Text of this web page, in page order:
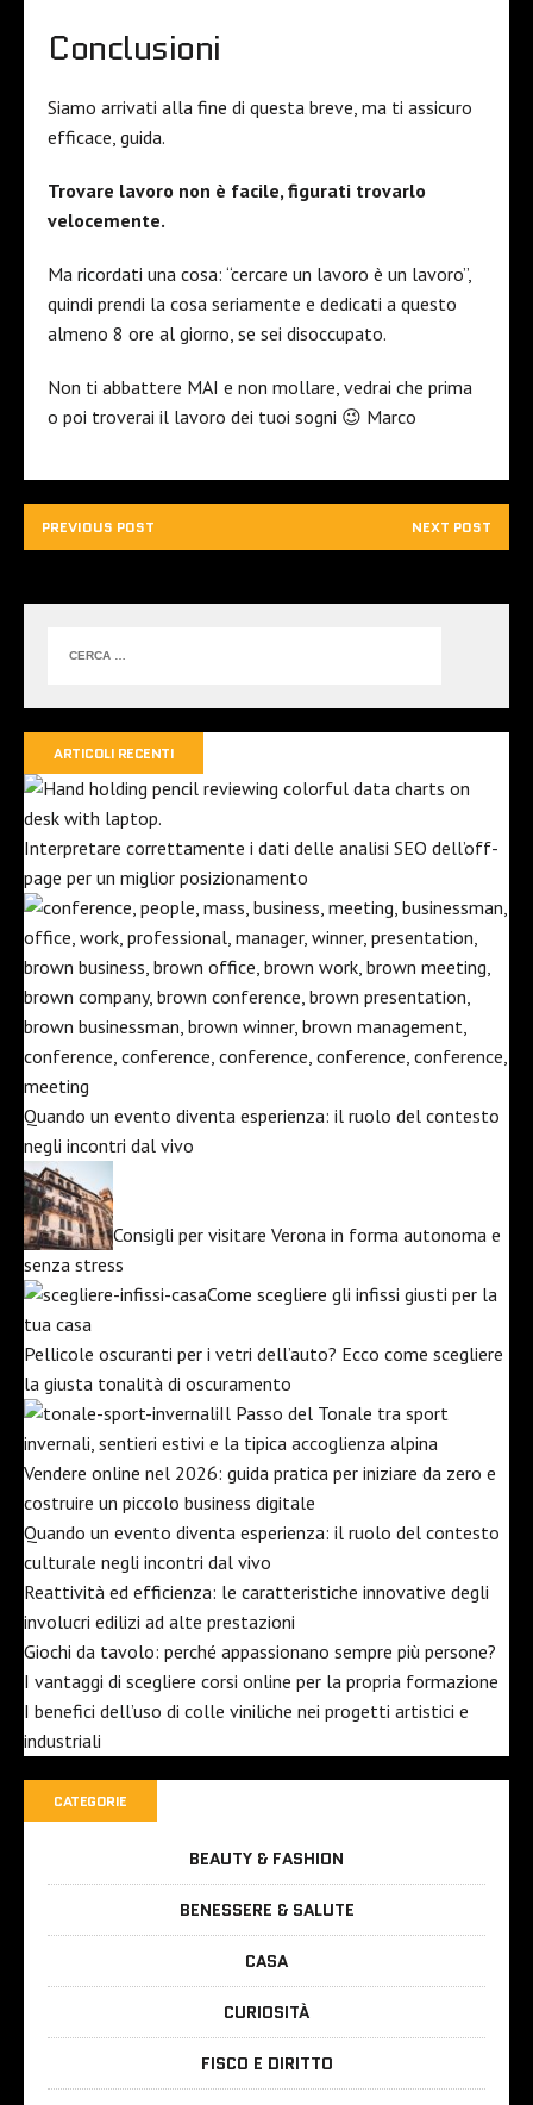
Conclusioni
Siamo arrivati alla fine di questa breve, ma ti assicuro
efficace, guida.
Trovare lavoro non è facile, figurati trovarlo
velocemente.
Ma ricordati una cosa: “cercare un lavoro è un lavoro”,
quindi prendi la cosa seriamente e dedicati a questo
almeno 8 ore al giorno, se sei disoccupato.
Non ti abbattere MAI e non mollare, vedrai che prima
o poi troverai il lavoro dei tuoi sogni 😉 Marco
PREVIOUS POST NEXT POST
ARTICOLI RECENTI
Interpretare correttamente i dati delle analisi SEO dell’off-
page per un miglior posizionamento
Quando un evento diventa esperienza: il ruolo del contesto
negli incontri dal vivo
Consigli per visitare Verona in forma autonoma e
senza stress
Come scegliere gli infissi giusti per la
tua casa
Pellicole oscuranti per i vetri dell’auto? Ecco come scegliere
la giusta tonalità di oscuramento
Il Passo del Tonale tra sport
invernali, sentieri estivi e la tipica accoglienza alpina
Vendere online nel 2026: guida pratica per iniziare da zero e
costruire un piccolo business digitale
Quando un evento diventa esperienza: il ruolo del contesto
culturale negli incontri dal vivo
Reattività ed efficienza: le caratteristiche innovative degli
involucri edilizi ad alte prestazioni
Giochi da tavolo: perché appassionano sempre più persone?
I vantaggi di scegliere corsi online per la propria formazione
I benefici dell’uso di colle viniliche nei progetti artistici e
industriali
CATEGORIE
BEAUTY & FASHION
BENESSERE & SALUTE
CASA
CURIOSITÀ
FISCO E DIRITTO